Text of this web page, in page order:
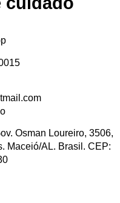
Osman Loureiro, 3506,
Maceió/AL. Brasil. CEP: